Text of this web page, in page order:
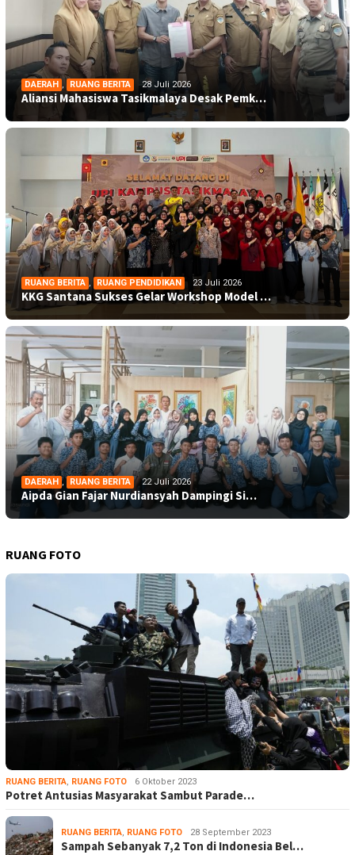
DAERAH , RUANG BERITA 28 Juli 2026
Aliansi Mahasiswa Tasikmalaya Desak Pemk…
RUANG BERITA , RUANG PENDIDIKAN 23 Juli 2026
KKG Santana Sukses Gelar Workshop Model …
DAERAH , RUANG BERITA 22 Juli 2026
Aipda Gian Fajar Nurdiansyah Dampingi Si…
RUANG FOTO
RUANG BERITA, RUANG FOTO 6 Oktober 2023
Potret Antusias Masyarakat Sambut Parade…
RUANG BERITA, RUANG FOTO 28 September 2023
Sampah Sebanyak 7,2 Ton di Indonesia Bel…